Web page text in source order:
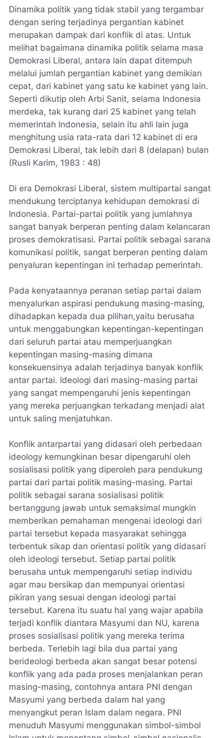
Dinamika politik yang tidak stabil yang tergambar
dengan sering terjadinya pergantian kabinet
merupakan dampak dari konflik di atas. Untuk
melihat bagaimana dinamika politik selama masa
Demokrasi Liberal, antara lain dapat ditempuh
melalui jumlah pergantian kabinet yang demikian
cepat, dari kabinet yang satu ke kabinet yang lain.
Seperti dikutip oleh Arbi Sanit, selama Indonesia
merdeka, tak kurang dari 25 kabinet yang telah
memerintah Indonesia, selain itu ahli lain juga
menghitung usia rata-rata dari 12 kabinet di era
Demokrasi Liberal, tak lebih dari 8 (delapan) bulan
(Rusli Karim, 1983 : 48)
Di era Demokrasi Liberal, sistem multipartai sangat
mendukung terciptanya kehidupan demokrasi di
Indonesia. Partai-partai politik yang jumlahnya
sangat banyak berperan penting dalam kelancaran
proses demokratisasi. Partai politik sebagai sarana
komunikasi politik, sangat berperan penting dalam
penyaluran kepentingan ini terhadap pemerintah.
Pada kenyataannya peranan setiap partai dalam
menyalurkan aspirasi pendukung masing-masing,
dihadapkan kepada dua pilihan,yaitu berusaha
untuk menggabungkan kepentingan-kepentingan
dari seluruh partai atau memperjuangkan
kepentingan masing-masing dimana
konsekuensinya adalah terjadinya banyak konflik
antar partai. Ideologi dari masing-masing partai
yang sangat mempengaruhi jenis kepentingan
yang mereka perjuangkan terkadang menjadi alat
untuk saling menjatuhkan.
Konflik antarpartai yang didasari oleh perbedaan
ideology kemungkinan besar dipengaruhi oleh
sosialisasi politik yang diperoleh para pendukung
partai dari partai politik masing-masing. Partai
politik sebagai sarana sosialisasi politik
bertanggung jawab untuk semaksimal mungkin
memberikan pemahaman mengenai ideologi dari
partai tersebut kepada masyarakat sehingga
terbentuk sikap dan orientasi politik yang didasari
oleh ideologi tersebut. Setiap partai politik
berusaha untuk mempengaruhi setiap individu
agar mau bersikap dan mempunyai orientasi
pikiran yang sesuai dengan ideologi partai
tersebut. Karena itu suatu hal yang wajar apabila
terjadi konflik diantara Masyumi dan NU, karena
proses sosialisasi politik yang mereka terima
berbeda. Terlebih lagi bila dua partai yang
berideologi berbeda akan sangat besar potensi
konflik yang ada pada proses menjalankan peran
masing-masing, contohnya antara PNI dengan
Masyumi yang berbeda dalam hal yang
menyangkut peran Islam dalam negara. PNI
menuduh Masyumi menggunakan simbol-simbol